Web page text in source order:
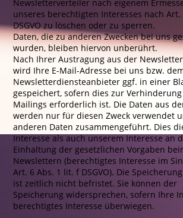
Newsletterverteiler nach eigenem
unseres berechtigten Interesses nach
DSGVO zu löschen oder zu sperren.
Daten, die zu anderen Zwecken bei uns
wurden, bleiben hiervon unberührt.
Nach Ihrer Austragung aus der
wird Ihre E-Mail-Adresse bei uns bzw.
Newsletterdiensteanbieter ggf. in einer
gespeichert, sofern dies zur
Mailings erforderlich ist. Die Daten aus
werden nur für diesen Zweck verwendet
anderen Daten zusammengeführt. Dies
Interesse als auch unserem Interesse an
Einhaltung der gesetzlichen Vorgaben
Newslettern (berechtigtes Interesse im
Art. 6 Abs. 1 lit. f DSGVO). Die
ist zeitlich nicht befristet. Sie können der
Speicherung widersprechen, sofern Ihre
berechtigtes Interesse überwiegen.